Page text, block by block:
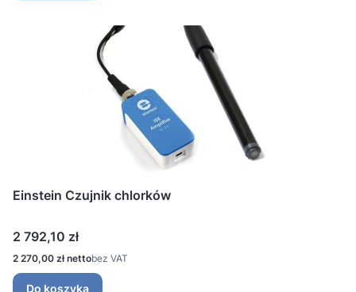
Einstein Czujnik chlorków
Cena
2 792,10 zł
Cena
2 270,00 zł bez VAT
Do koszyka